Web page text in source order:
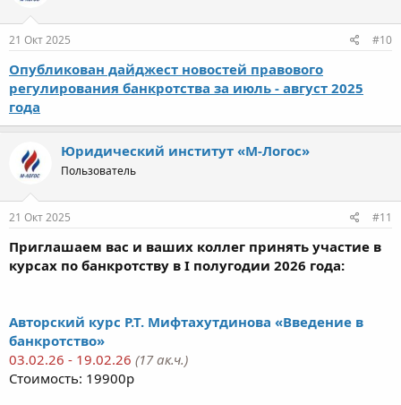
21 Окт 2025 #10
Опубликован дайджест новостей правового
регулирования банкротства за июль - август 2025
года
Юридический институт «М-Логос»
Пользователь
21 Окт 2025 #11
Приглашаем вас и ваших коллег принять участие в
курсах по банкротству в I полугодии 2026 года:
Авторский курс Р.Т. Мифтахутдинова «Введение в
банкротство»
03.02.26 - 19.02.26 (17 ак.ч.)
Стоимость: 19900р